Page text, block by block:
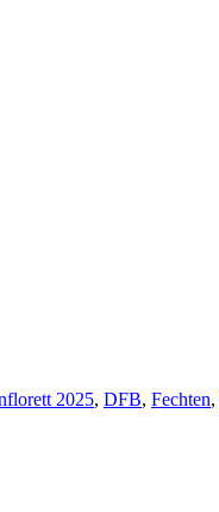
2025, DFB, Fechten,